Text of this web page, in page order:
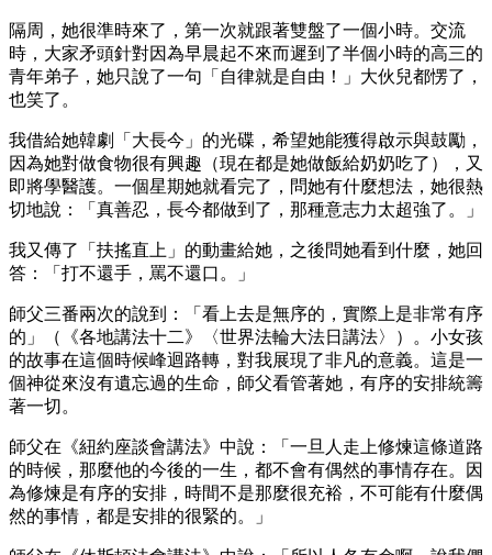
隔周，她很準時來了，第一次就跟著雙盤了一個小時。交流
時，大家矛頭針對因為早晨起不來而遲到了半個小時的高三的
青年弟子，她只說了一句「自律就是自由！」大伙兒都愣了，
也笑了。
我借給她韓劇「大長今」的光碟，希望她能獲得啟示與鼓勵，
因為她對做食物很有興趣（現在都是她做飯給奶奶吃了），又
即將學醫護。一個星期她就看完了，問她有什麼想法，她很熱
切地說：「真善忍，長今都做到了，那種意志力太超強了。」
我又傳了「扶搖直上」的動畫給她，之後問她看到什麼，她回
答：「打不還手，罵不還口。」
師父三番兩次的說到：「看上去是無序的，實際上是非常有序
的」（《各地講法十二》〈世界法輪大法日講法〉）。小女孩
的故事在這個時候峰迴路轉，對我展現了非凡的意義。這是一
個神從來沒有遺忘過的生命，師父看管著她，有序的安排統籌
著一切。
師父在《紐約座談會講法》中說：「一旦人走上修煉這條道路
的時候，那麼他的今後的一生，都不會有偶然的事情存在。因
為修煉是有序的安排，時間不是那麼很充裕，不可能有什麼偶
然的事情，都是安排的很緊的。」